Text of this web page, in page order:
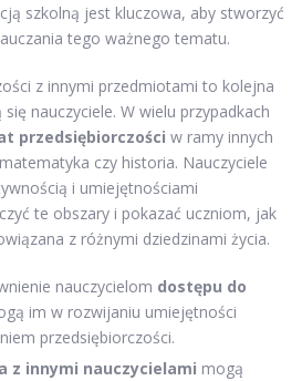
szkolną jest kluczowa, aby stworzyć
tego ważnego tematu.
z innymi przedmiotami to kolejna
nauczyciele. W wielu przypadkach
przedsiębiorczości w ramy innych
czy historia. Nauczyciele
i umiejętnościami
te obszary i pokazać uczniom, jak
z różnymi dziedzinami życia.
nauczycielom dostępu do
im w rozwijaniu umiejętności
przedsiębiorczości.
z innymi nauczycielami mogą